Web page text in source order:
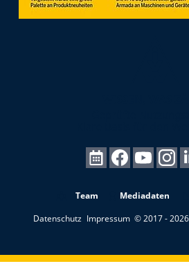
Team Mediadaten
Datenschutz Impressum © 2017 -